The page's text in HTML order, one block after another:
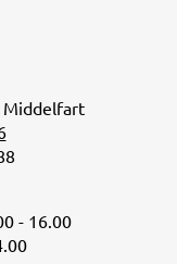
Middelfart
- 16.00